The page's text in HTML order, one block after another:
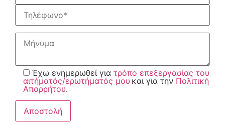
Έχω ενημερωθεί για τρόπο επεξεργασίας του
αιτήματός/ερωτήματός μου και για την Πολιτική
Απορρήτου.